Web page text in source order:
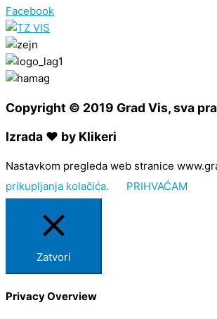
Facebook
Copyright © 2019 Grad Vis, sva
Izrada ❤ by Klikeri
Nastavkom pregleda web stranice
prikupljanja kolačića.
PRIHVAĆAM
Zatvori
Privacy Overview